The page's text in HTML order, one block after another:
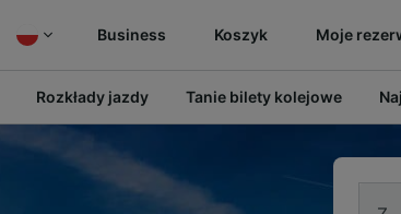
Business Koszyk Moje
Rozkłady jazdy Tanie bilety kolejowe